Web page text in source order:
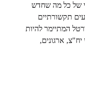
של כל מה שחדש
תקשורתיים
המתיימר להיות
ארגונים,